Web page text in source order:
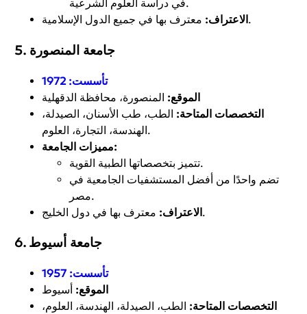
في دراسة العلوم الشرعية.
الاعتراف:معترف بها في جميع الدول الإسلامية.
5. جامعة المنصورة
تأسست: 1972
الموقع: المنصورة، محافظة الدقهلية
التخصصات المتاحة: الطب، طب الأسنان، الصيدلة،
الهندسة، التجارة، العلوم.
مميزات الجامعة:
تتميز بتخصصاتها الطبية القوية.
تضم واحدًا من أفضل المستشفيات الجامعية في
مصر.
الاعتراف:معترف بها في دول الخليج.
6. جامعة أسيوط
تأسست:
الموقع: أسيوط
التخصصات المتاحة: الطب، الصيدلة، الهندسة، العلوم،